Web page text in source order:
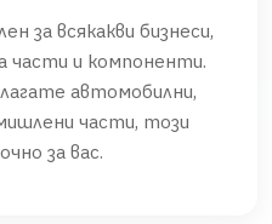
за всякакви бизнеси,
части и компоненти.
автомобилни,
части, този
за вас.